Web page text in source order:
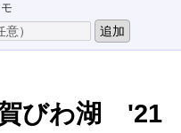
賀びわ湖